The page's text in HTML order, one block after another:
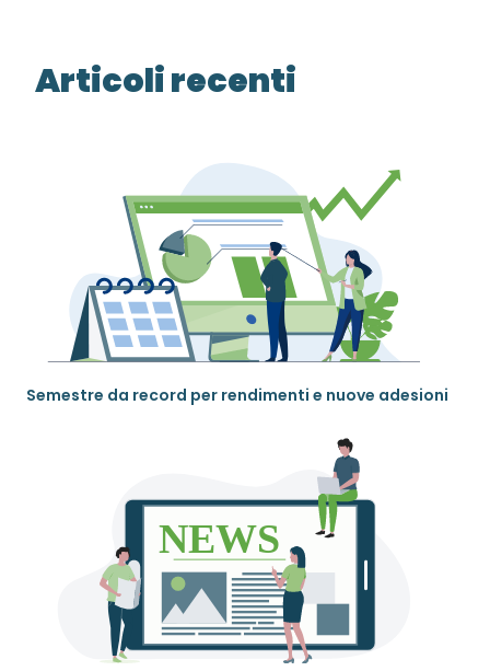
Articoli recenti
Semestre da record per rendimenti e nuove adesioni